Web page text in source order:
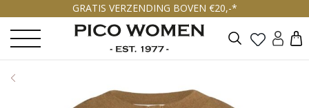
GRATIS VERZENDING BOVEN €20,-*
Zoeken